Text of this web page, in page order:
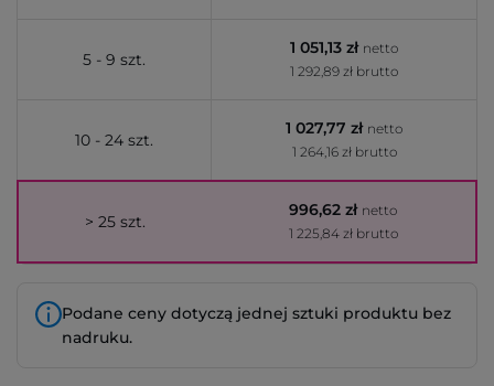
5 - 9 szt.
1 051,13 zł netto
1 292,89 zł brutto
10 - 24 szt.
1 027,77 zł netto
1 264,16 zł brutto
> 25 szt.
996,62 zł netto
1 225,84 zł brutto
Podane ceny dotyczą jednej sztuki produktu bez
nadruku.